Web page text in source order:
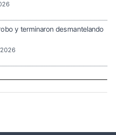
y terminaron desmantelando